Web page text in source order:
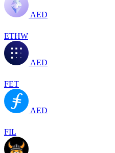
AED
ETHW
AED
FET
AED
FIL